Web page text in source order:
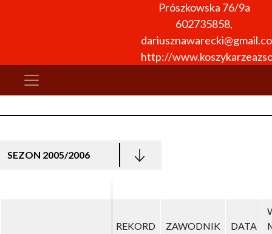
Prószkowska 76/9a
602735858,
http://
SEZON 2005/2006
REKORD ZAWODNIK DATA
REKORD ZAWODNIK DATA